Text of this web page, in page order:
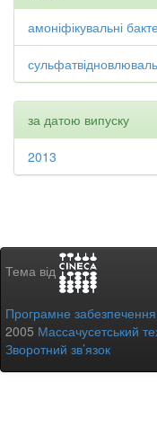
амоніфікувальні
за датою випуску
2013
Тема від
Програмне
2005 Массачусетський
Зворотний зв’язок